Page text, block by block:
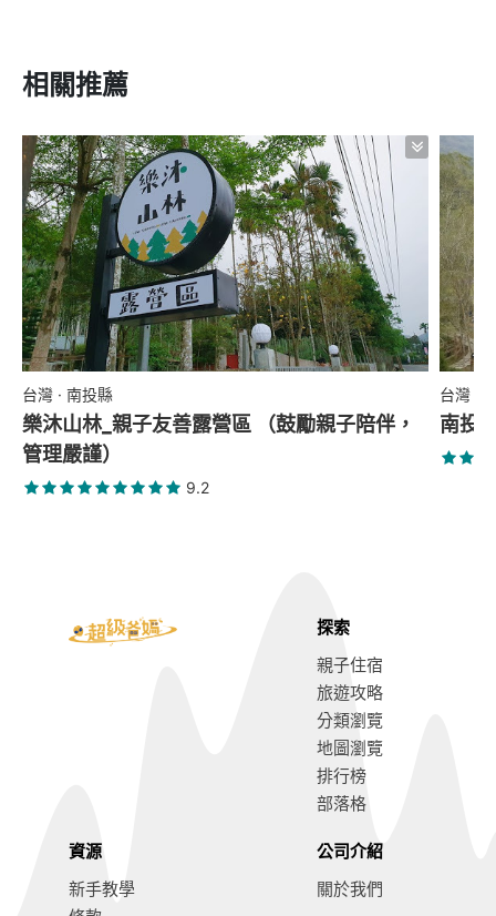
相關推薦
台灣 · 南投縣
樂沐山林_親子友善露營區 （鼓勵親子陪伴，
管理嚴謹）
9.2
台灣 ·
南投
探索
親子住宿
旅遊攻略
分類瀏覽
地圖瀏覽
排行榜
部落格
資源
新手教學
公司介紹
關於我們